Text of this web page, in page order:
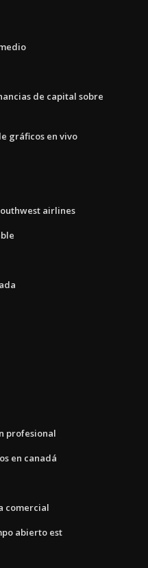
de capital sobre
gráficos en vivo
airlines
profesional
en canadá
comercial
abierto est